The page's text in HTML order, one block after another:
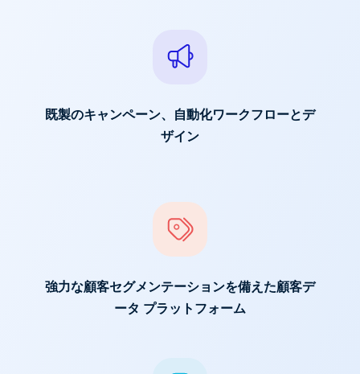
既製のキャンペーン、自動化ワークフローとデ
ザイン
強力な顧客セグメンテーションを備えた顧客デ
ータ プラットフォーム